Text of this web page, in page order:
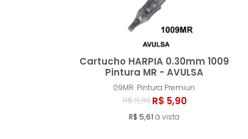
Cartucho HARPIA 0.30mm 1009
Pintura MR - AVULSA
09MR Pintura Premiun
R$ 11,90R$ 5,90
R$ 5,61 à vista
Comprar